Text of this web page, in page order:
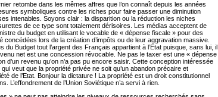
retombe dans les mêmes affres que l’on connaît depuis les années
symboliques contre les riches pour faire passer une diminution
intenables. Soyons clair : la disparition ou la réduction les niches
de ce type sont totalement dérisoires. Les médias acceptent de
du budget en utilisant le vocable de « dépense fiscale » pour des
concédées lors de la création d’impôts ou de leur aggravation massive.
du Budget tout l’argent des Français appartient à l’Etat puisque, sans lui, il
net est une concession révocable. Ne pas le taxer est une « dépense
d’un revenu qu’on n’a pas pu encore saisir. Cette conception intéressée
qui veut que la propriété privée ne soit qu’un abandon précaire et
de l’Etat. Bonjour la dictature ! La propriété est un droit constitutionnel
L’effondrement de l’Union Soviétique n’a servi à rien.